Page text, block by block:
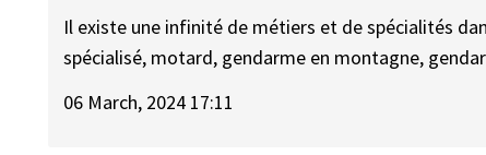
Il existe une infinité de métiers et de spécialités
spécialisé, motard, gendarme en montagne,
06 March, 2024 17:11